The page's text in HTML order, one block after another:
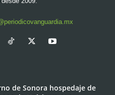
de Sonora hospedaje de